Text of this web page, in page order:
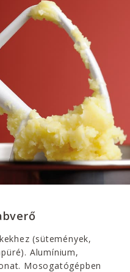
(sütemények,
Alumínium,
Mosogatógépben